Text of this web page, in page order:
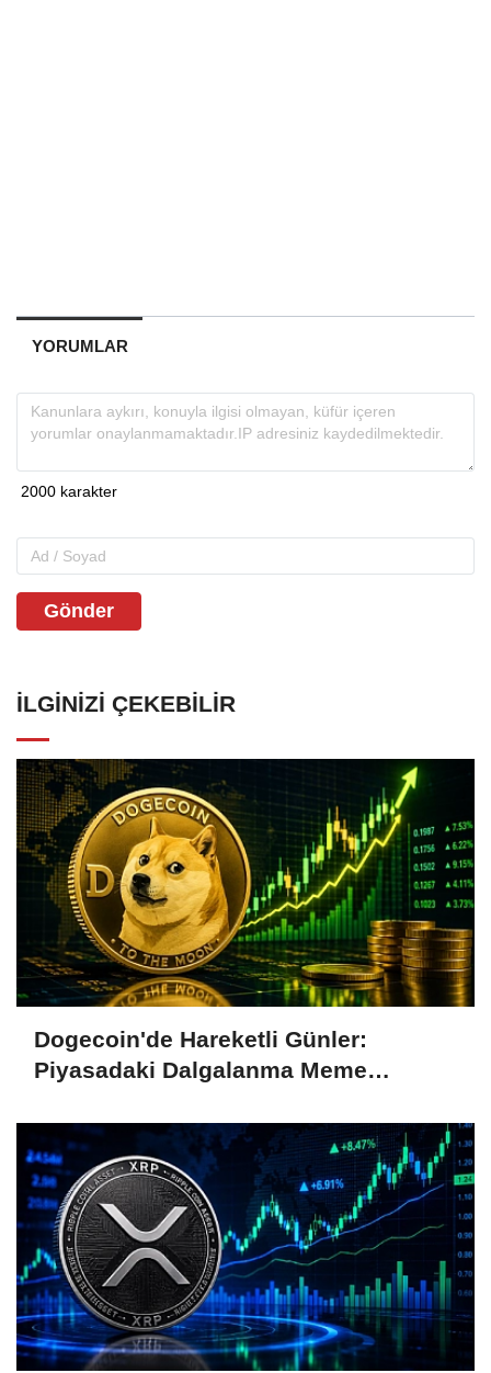
YORUMLAR
Gönder
İLGINIZI ÇEKEBILIR
Dogecoin'de Hareketli Günler:
Piyasadaki Dalgalanma Meme